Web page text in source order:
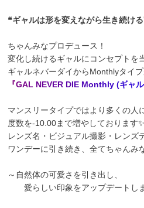
❝ギャルは形を変えながら生き続け
ちゃんみなプロデュース！
変化し続けるギャルにコンセプトを
ギャルネバーダイからMonthlyタイプ
『GAL NEVER DIE Monthly (ギャル
マンスリータイプではより多くの人
度数を-10.00まで増やしております✨
レンズ名・ビジュアル撮影・レンズ
ワンデーに引き続き、全てちゃんみ
～自然体の可愛さを引き出し、
愛らしい印象をアップデートし